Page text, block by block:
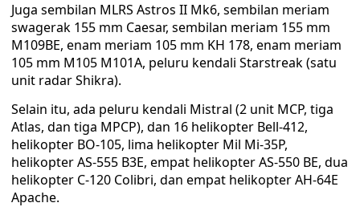
Juga sembilan MLRS Astros II Mk6, sembilan meriam
swagerak 155 mm Caesar, sembilan meriam 155 mm
M109BE, enam meriam 105 mm KH 178, enam meriam
105 mm M105 M101A, peluru kendali Starstreak (satu
unit radar Shikra).
Selain itu, ada peluru kendali Mistral (2 unit MCP, tiga
Atlas, dan tiga MPCP), dan 16 helikopter Bell-412,
helikopter BO-105, lima helikopter Mil Mi-35P,
helikopter AS-555 B3E, empat helikopter AS-550 BE, dua
helikopter C-120 Colibri, dan empat helikopter AH-64E
Apache.